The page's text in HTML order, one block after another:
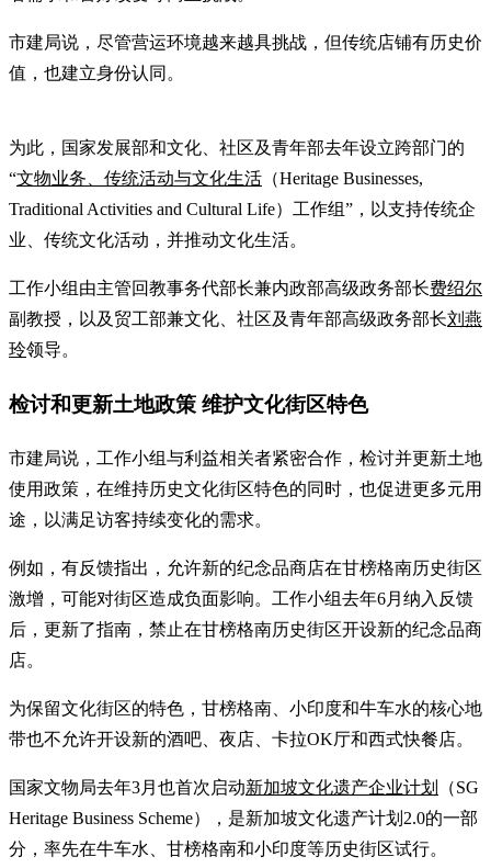
市建局说，尽管营运环境越来越具挑战，但传统店铺有历史价
值，也建立身份认同。
为此，国家发展部和文化、社区及青年部去年设立跨部门的
“文物业务、传统活动与文化生活 （Heritage Businesses,
Traditional Activities and Cultural Life）工作组”，以支持传统企
业、传统文化活动，并推动文化生活。
工作小组由主管回教事务代部长兼内政部高级政务部长费绍尔
副教授，以及贸工部兼文化、社区及青年部高级政务部长刘燕
玲领导。
检讨和更新土地政策 维护文化街区特色
市建局说，工作小组与利益相关者紧密合作，检讨并更新土地
使用政策，在维持历史文化街区特色的同时，也促进更多元用
途，以满足访客持续变化的需求。
例如，有反馈指出，允许新的纪念品商店在甘榜格南历史街区
激增，可能对街区造成负面影响。工作小组去年6月纳入反馈
后，更新了指南，禁止在甘榜格南历史街区开设新的纪念品商
店。
为保留文化街区的特色，甘榜格南、小印度和牛车水的核心地
带也不允许开设新的酒吧、夜店、卡拉OK厅和西式快餐店。
国家文物局去年3月也首次启动新加坡文化遗产企业计划
（SG
Heritage Business Scheme），是新加坡文化遗产计划2.0的一部
分，率先在牛车水、甘榜格南和小印度等历史街区试行。